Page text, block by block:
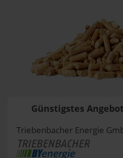
Günstigstes
Triebenbacher Energie